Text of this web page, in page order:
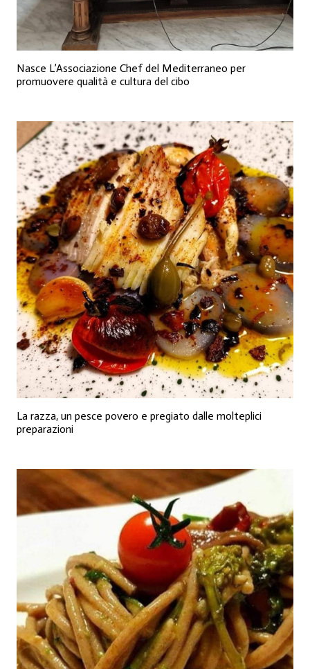
Nasce L’Associazione Chef del Mediterraneo per
promuovere qualità e cultura del cibo
La razza, un pesce povero e pregiato dalle molteplici
preparazioni